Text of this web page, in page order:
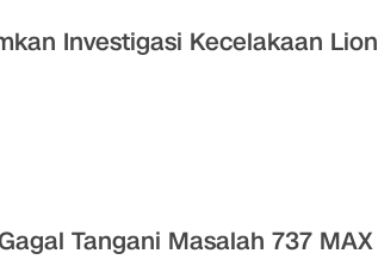
Investigasi Kecelakaan Lion
Tangani Masalah 737 MAX